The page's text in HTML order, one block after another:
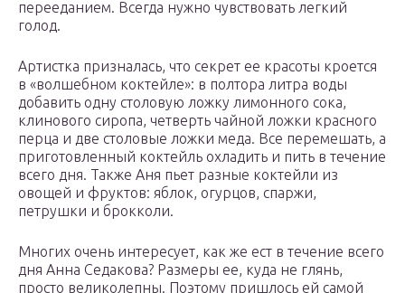
перееданием. Всегда нужно чувствовать легкий
голод.
Артистка призналась, что секрет ее красоты кроется
в «волшебном коктейле»: в полтора литра воды
добавить одну столовую ложку лимонного сока,
клинового сиропа, четверть чайной ложки красного
перца и две столовые ложки меда. Все перемешать, а
приготовленный коктейль охладить и пить в течение
всего дня. Также Аня пьет разные коктейли из
овощей и фруктов: яблок, огурцов, спаржи,
петрушки и брокколи.
Многих очень интересует, как же ест в течение всего
дня Анна Седакова? Размеры ее, куда не глянь,
просто великолепны. Поэтому пришлось ей самой